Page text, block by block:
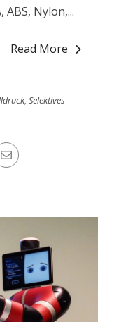
Nylon,...
Read More
,Selektives